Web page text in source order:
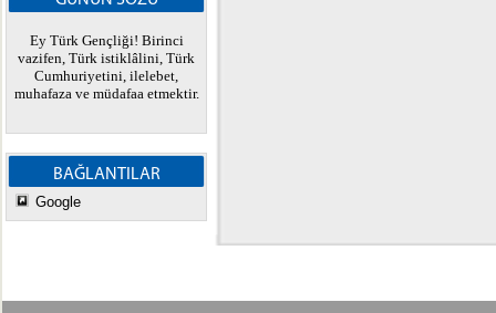
Ey Türk Gençliği! Birinci
vazifen, Türk istiklâlini, Türk
Cumhuriyetini, ilelebet,
muhafaza ve müdafaa etmektir.
BAĞLANTILAR
Google